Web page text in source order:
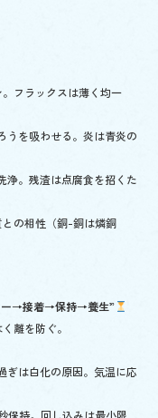
フラックスは薄く均一
うを吸わせる。炎は青炎の
浄。残渣は点腐食を招くた
の相性（銅-銅は燐銅
ー→接着→保持→養生”
離を防ぐ。
ぎは白化の原因。気温に応